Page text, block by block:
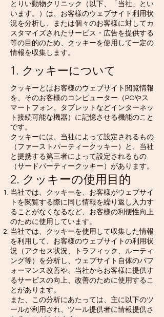
とりい動物クリニック（以下、「当社」とい
います。）は、お客様のウェブサイト利用状
況を分析し、または個々のお客様に対してカ
スタマイズされたサービス・広告を提供する
等の目的のため、クッキーを使用して一定の
情報を収集します。
1. クッキーについて
クッキーとはお客様のウェブサイト閲覧情報
を、そのお客様のコンピューター（PCやス
マートフォン、タブレットなどインターネッ
ト接続可能な機器）に記憶させる機能のこと
です。
クッキーには、当社によって設定されるもの
（ファーストパーティークッキー）と、当社
と提携する第三者によって設定されるもの
（サードパーティークッキー）があります。
2. クッキーの使用目的
当社では、クッキーを、お客様がウェブサイ
トを閲覧する際に同じ情報を繰り返し入力す
ることがなくなるなど、お客様の利便性向上
のために使用しています。
当社では、クッキーを使用して収集した情報
を利用して、お客様のウェブサイトの利用状
況（アクセス状況、トラフィック、ルーティ
ング等）を分析し、ウェブサイト自体のパフ
ォーマンス改善や、当社からお客様に提供す
るサービスの向上、改善のために使用するこ
とがあります。
また、この分析にあたっては、主に以下のツ
ールが利用され、ツール提供者に情報提供さ